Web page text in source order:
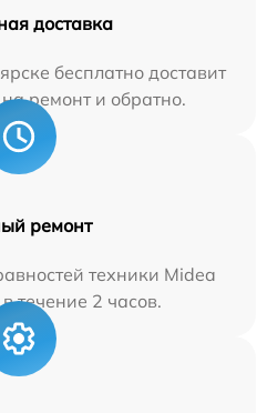
доставка
бесплатно доставит
ремонт и обратно.
ремонт
техники Midea
течение 2 часов.